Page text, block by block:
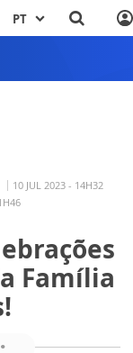
PT
10 JUL 2023 - 14H32
Família